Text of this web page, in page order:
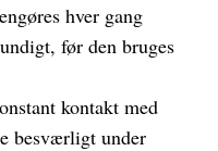
hver gang
før den bruges
kontakt med
besværligt under